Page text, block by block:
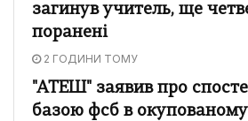
загинув учитель, ще
поранені
2 ГОДИНИ ТОМУ
"АТЕШ" заявив про
базою фсб в